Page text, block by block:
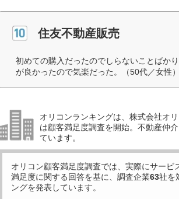
住友不動産販売
初めての購入だったのでしらないことばか
が良かったので気楽だった。（50代／女性）
オリコンランキングは、株式会社オ
は顧客満足度調査を開始。不動産仲
ています。
オリコン顧客満足度調査では、実際にサービ
満足度に関する回答を基に、調査企業63社を
ングを発表しています。